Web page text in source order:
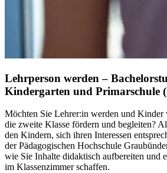
Lehrperson werden –
Kindergarten und Primarschule
Möchten Sie Lehrer:in werden und Kinder
die zweite Klasse fördern und begleiten?
den Kindern, sich ihren Interessen
der Pädagogischen Hochschule
wie Sie Inhalte didaktisch aufbereiten und
im Klassenzimmer schaffen.